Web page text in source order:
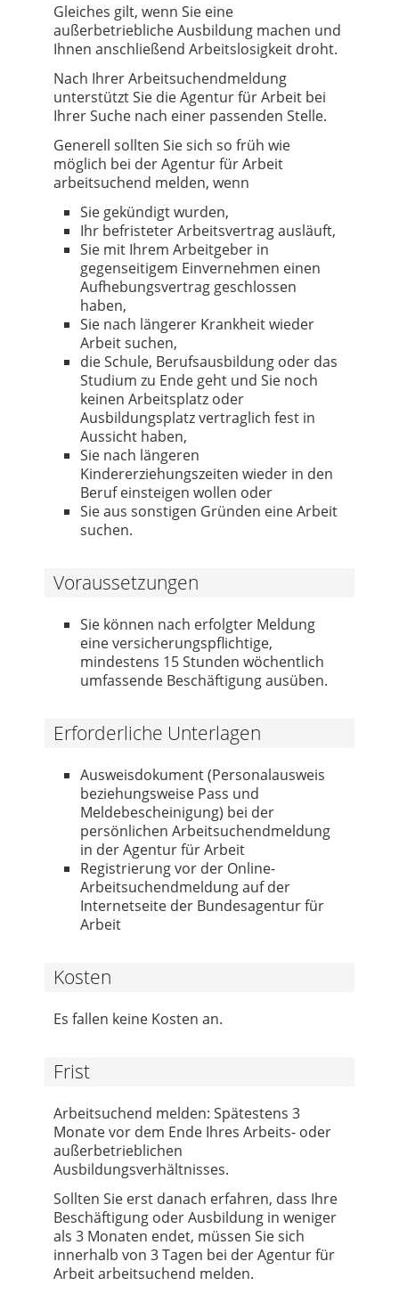
Gleiches gilt, wenn Sie eine
außerbetriebliche Ausbildung machen und
Ihnen anschließend Arbeitslosigkeit droht.
Nach Ihrer Arbeitsuchendmeldung
unterstützt Sie die Agentur für Arbeit bei
Ihrer Suche nach einer passenden Stelle.
Generell sollten Sie sich so früh wie
möglich bei der Agentur für Arbeit
arbeitsuchend melden, wenn
Sie gekündigt wurden,
Ihr befristeter Arbeitsvertrag ausläuft,
Sie mit Ihrem Arbeitgeber in
gegenseitigem Einvernehmen einen
Aufhebungsvertrag geschlossen
haben,
Sie nach längerer Krankheit wieder
Arbeit suchen,
die Schule, Berufsausbildung oder das
Studium zu Ende geht und Sie noch
keinen Arbeitsplatz oder
Ausbildungsplatz vertraglich fest in
Aussicht haben,
Sie nach längeren
Kindererziehungszeiten wieder in den
Beruf einsteigen wollen oder
Sie aus sonstigen Gründen eine Arbeit
suchen.
Voraussetzungen
Sie können nach erfolgter Meldung
eine versicherungspflichtige,
mindestens 15 Stunden wöchentlich
umfassende Beschäftigung ausüben.
Erforderliche Unterlagen
Ausweisdokument (Personalausweis
beziehungsweise Pass und
Meldebescheinigung) bei der
persönlichen Arbeitsuchendmeldung
in der Agentur für Arbeit
Registrierung vor der Online-
Arbeitsuchendmeldung auf der
Internetseite der Bundesagentur für
Arbeit
Kosten
Es fallen keine Kosten an.
Frist
Arbeitsuchend melden: Spätestens 3
Monate vor dem Ende Ihres Arbeits- oder
außerbetrieblichen
Ausbildungsverhältnisses.
Sollten Sie erst danach erfahren, dass Ihre
Beschäftigung oder Ausbildung in weniger
als 3 Monaten endet, müssen Sie sich
innerhalb von 3 Tagen bei der Agentur für
Arbeit arbeitsuchend melden.